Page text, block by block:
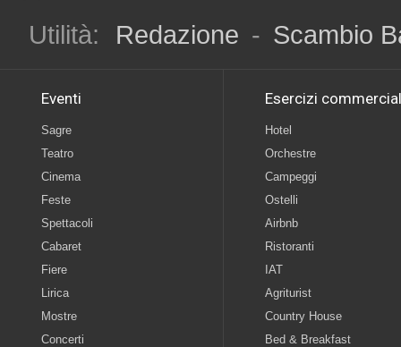
Utilità:
Redazione - Scambio
Eventi
Sagre
Teatro
Cinema
Feste
Spettacoli
Cabaret
Fiere
Lirica
Mostre
Concerti
Esercizi
Hotel
Orchestre
Campeggi
Ostelli
Airbnb
Ristoranti
IAT
Agriturist
Country House
Bed & Breakfast